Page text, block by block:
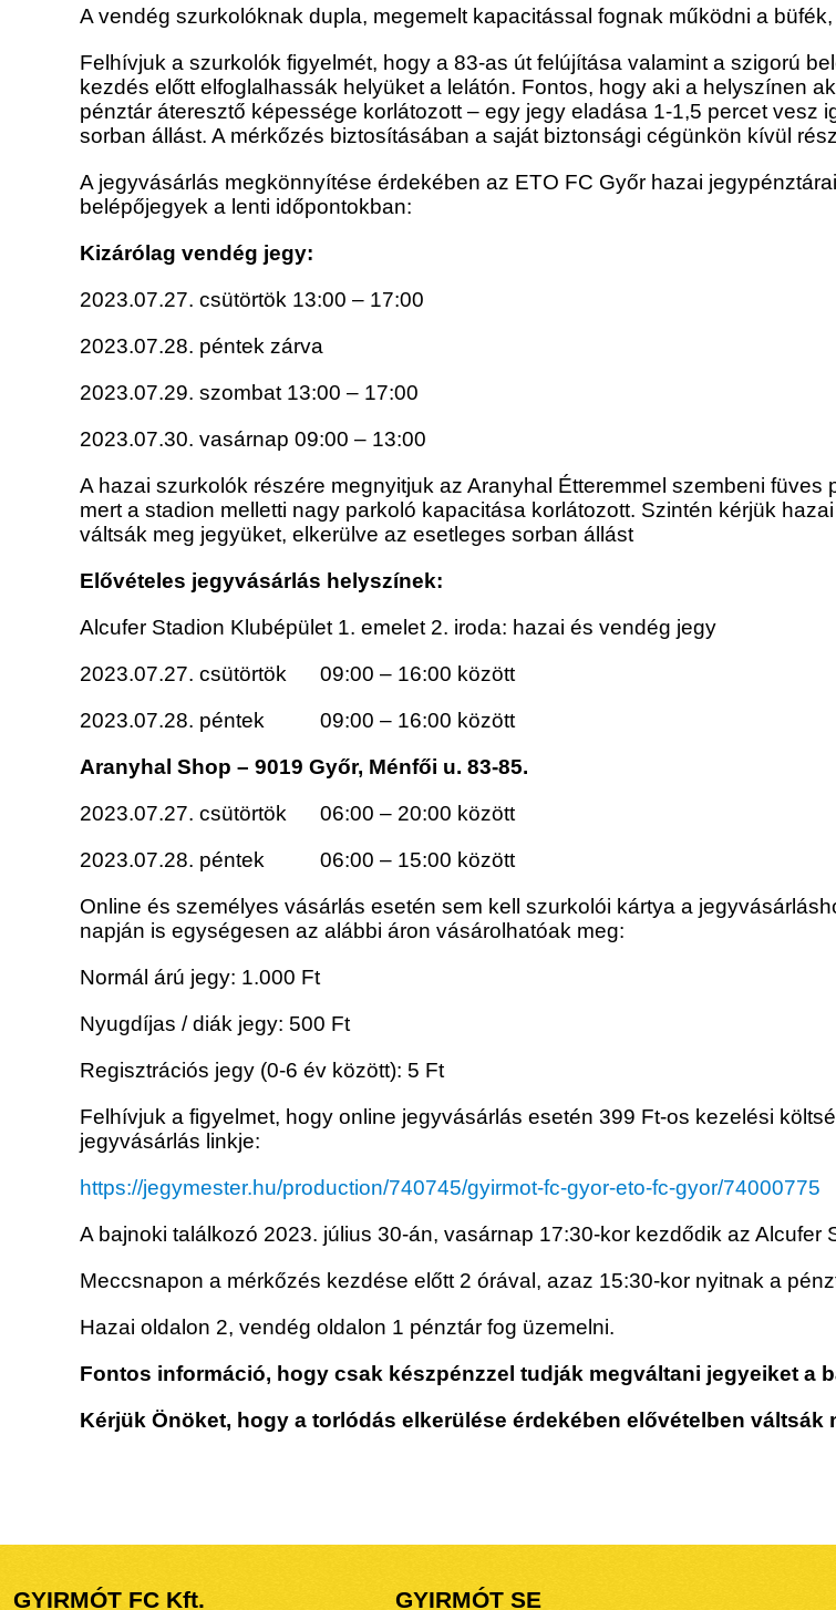
A vendég szurkolóknak dupla, megemelt kapacitással fognak működni a
Felhívjuk a szurkolók figyelmét, hogy a 83-as út felújítása valamint a szigorú
kezdés előtt elfoglalhassák helyüket a lelátón. Fontos, hogy aki a helyszínen
pénztár áteresztő képessége korlátozott – egy jegy eladása 1-1,5 percet
sorban állást. A mérkőzés biztosításában a saját biztonsági cégünkön kívül
A jegyvásárlás megkönnyítése érdekében az ETO FC Győr hazai
belépőjegyek a lenti időpontokban:
Kizárólag vendég jegy:
2023.07.27. csütörtök 13:00 – 17:00
2023.07.28. péntek zárva
2023.07.29. szombat 13:00 – 17:00
2023.07.30. vasárnap 09:00 – 13:00
A hazai szurkolók részére megnyitjuk az Aranyhal Étteremmel szembeni
mert a stadion melletti nagy parkoló kapacitása korlátozott. Szintén kérjük
váltsák meg jegyüket, elkerülve az esetleges sorban állást
Elővételes jegyvásárlás helyszínek:
Alcufer Stadion Klubépület 1. emelet 2. iroda: hazai és vendég jegy
2023.07.27. csütörtök 09:00 – 16:00 között
2023.07.28. péntek 09:00 – 16:00 között
Aranyhal Shop – 9019 Győr, Ménfői u. 83-85.
2023.07.27. csütörtök 06:00 – 20:00 között
2023.07.28. péntek 06:00 – 15:00 között
Online és személyes vásárlás esetén sem kell szurkolói kártya a
napján is egységesen az alábbi áron vásárolhatóak meg:
Normál árú jegy: 1.000 Ft
Nyugdíjas / diák jegy: 500 Ft
Regisztrációs jegy (0-6 év között): 5 Ft
Felhívjuk a figyelmet, hogy online jegyvásárlás esetén 399 Ft-os kezelési
jegyvásárlás linkje:
https://jegymester.hu/production/740745/gyirmot-fc-gyor-eto-fc-gyor/74000775
A bajnoki találkozó 2023. július 30-án, vasárnap 17:30-kor kezdődik az Alcufer
Meccsnapon a mérkőzés kezdése előtt 2 órával, azaz 15:30-kor nyitnak a
Hazai oldalon 2, vendég oldalon 1 pénztár fog üzemelni.
Fontos információ, hogy csak készpénzzel tudják megváltani jegyeiket a
Kérjük Önöket, hogy a torlódás elkerülése érdekében elővételben váltsák
GYIRMÓT FC Kft. GYIRMÓT SE